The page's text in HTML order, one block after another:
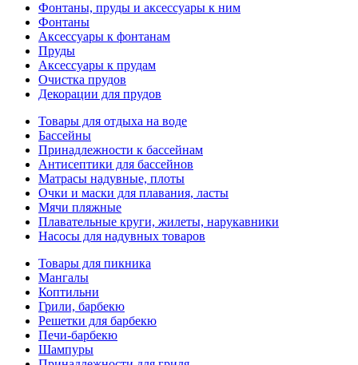
Фонтаны, пруды и аксессуары к ним
Фонтаны
Аксессуары к фонтанам
Пруды
Аксессуары к прудам
Очистка прудов
Декорации для прудов
Товары для отдыха на воде
Бассейны
Принадлежности к бассейнам
Антисептики для бассейнов
Матраcы надувные, плоты
Очки и маски для плавания, ласты
Мячи пляжные
Плавательные круги, жилеты, нарукавники
Насосы для надувных товаров
Товары для пикника
Мангалы
Коптильни
Грили, барбекю
Решетки для барбекю
Печи-барбекю
Шампуры